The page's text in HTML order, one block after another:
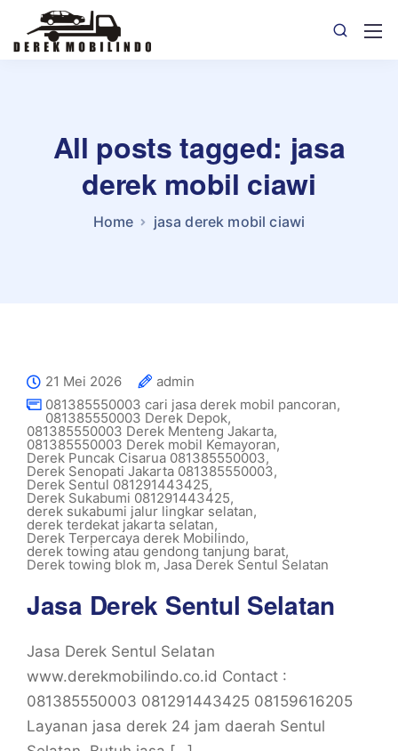
All posts tagged: jasa
derek mobil ciawi
Home jasa derek mobil ciawi
21 Mei 2026
admin
081385550003 cari jasa derek mobil pancoran,
081385550003 Derek Depok,
081385550003 Derek Menteng Jakarta,
081385550003 Derek mobil Kemayoran,
Derek Puncak Cisarua 081385550003,
Derek Senopati Jakarta 081385550003,
Derek Sentul 081291443425,
Derek Sukabumi 081291443425,
derek sukabumi jalur lingkar selatan,
derek terdekat jakarta selatan,
Derek Terpercaya derek Mobilindo,
derek towing atau gendong tanjung barat,
Derek towing blok m, Jasa Derek Sentul Selatan
Jasa Derek Sentul Selatan
Jasa Derek Sentul Selatan
www.derekmobilindo.co.id Contact :
081385550003 081291443425 08159616205
Layanan jasa derek 24 jam daerah Sentul